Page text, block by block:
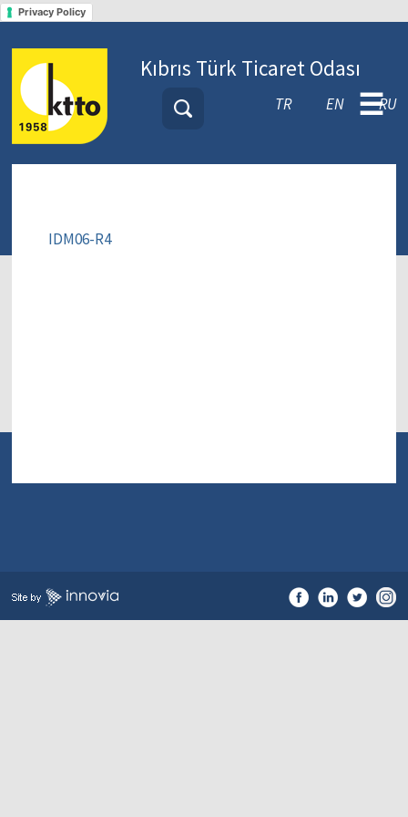
Privacy Policy
Kıbrıs Türk Ticaret Odası
TR EN RU
☰
IDM06-R4